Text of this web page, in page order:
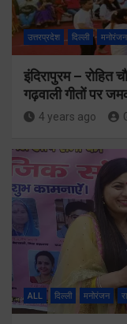
उत्तरप्रदेश दिल्ली मनोरंजन
इंदिरापुरम – रोहित
गढ़वाली गीतों पर
4 years ago
ALL दिल्ली मनोरंजन